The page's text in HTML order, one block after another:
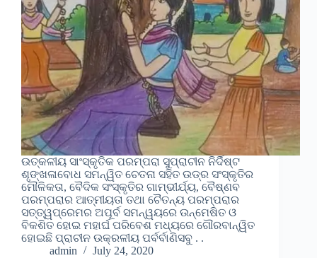
ଉତ୍କଳୀୟ ସାଂସ୍କୃତିକ ପରମ୍ପରା ସୁପ୍ରାଚୀନ ନିର୍ଦିଷ୍ଟ
ଶୃଙ୍ଖଳାବୋଧ ସମନ୍ୱିତ ଚେତନା ସହିତ ଉଡ୍ର ସଂସ୍କୃତିର
ମୌଳିକତା, ବୈଦିକ ସଂସ୍କୃତିର ଗାମ୍ଭୀର୍ଯ୍ୟ, ବୈଷ୍ଣବ
ପରମ୍ପରାର ଆତ୍ମୀୟତା ତଥା ଚୈତନ୍ୟ ପରମ୍ପରାର
ସତ୍ତ୍ୱପ୍ରେମର ଅପୂର୍ବ ସମନ୍ୱୟରେ ଉନ୍ମେଷିତ ଓ
ବିକଶିତ ହୋଇ ମହାର୍ଘ ପରିବେଶ ମଧ୍ୟରେ ଗୌରବାନ୍ୱିତ
ହୋଇଛି ପ୍ରାଚୀନ ଉକ୍ରଳୀୟ ପର୍ବର୍ବାଣିସବୁ . .
admin
July 24, 2020